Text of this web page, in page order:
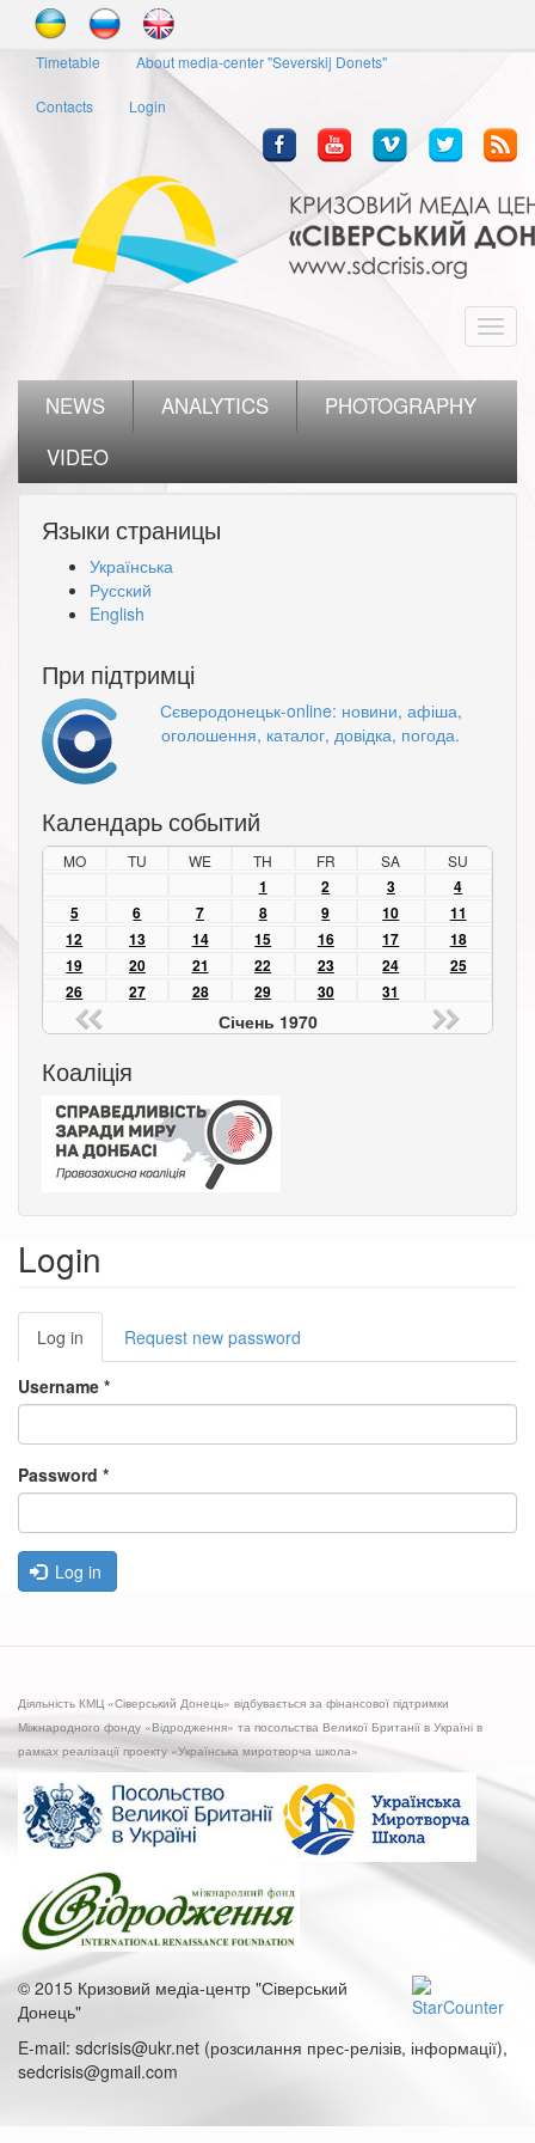
Timetable About media-center "Severskij Donets"
Contacts Login
NEWS ANALYTICS
PHOTOGRAPHY
VIDEO
Языки страницы
Українська
Русский
English
При підтримці
Сєверодонецьк-online: новини, афіша,
оголошення, каталог, довідка, погода.
Календарь событий
MO TU WE TH FR SA SU
1 2 3
4
5
6 7 8 9 10
11
12
13 14 15 16 17
18
19
20 21 22 23 24
25
26
27 28 29 30 31
Січень 1970
Коаліція
Login
Primary
tabs
Log in (active
tab)
Request new password
Username *
Password *
Log in
Діяльність КМЦ «Сіверський Донець» відбувається за фінансової підтримки
Міжнародного фонду «Відродження» та посольства Великої Британії в Україні в
рамках реалізації проекту «Українська миротворча школа»
© 2015 Кризовий медіа-центр "Сіверський
Донець"
E-mail: sdcrisis@ukr.net (розсилання прес-релізів, інформації),
sedcrisis@gmail.com